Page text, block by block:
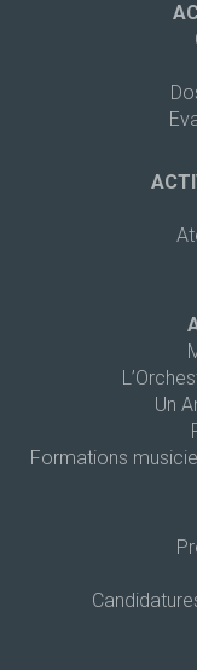
Un
Formations